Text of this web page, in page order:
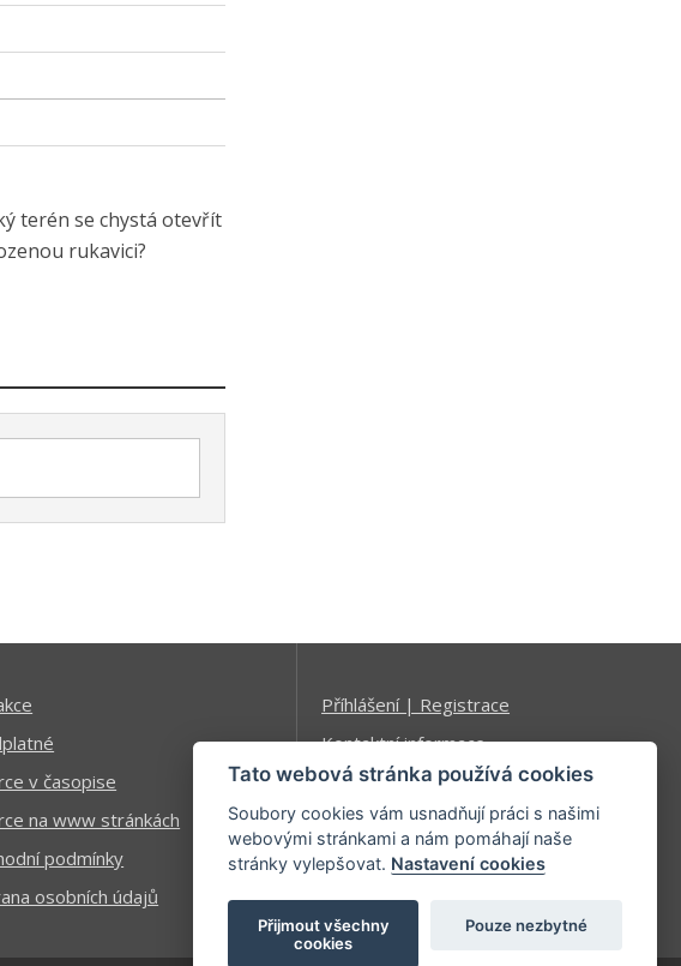
terén se chystá otevřít
rukavici?
v časopise
na www stránkách
podmínky
osobních údajů
Příhlášení | Registrace
Kontaktní informace
Mapa stránek
Tato webová stránka používá cookies
Soubory cookies vám usnadňují práci s našimi
webovými stránkami a nám pomáhají naše
stránky vylepšovat. Nastavení cookies
Přijmout všechny
cookies
Pouze nezbytné